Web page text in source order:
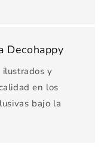
Decohappy
ilustrados y
en los
bajo la